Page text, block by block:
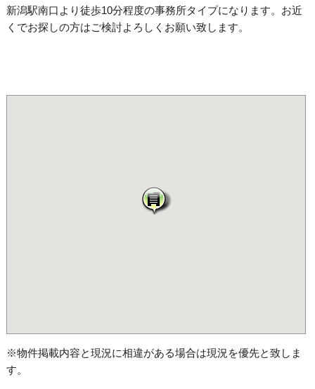
新潟駅南口より徒歩10分程度の事務所タイプになります。お近
くでお探しの方はご検討よろしくお願い致します。
※物件掲載内容と現況に相違がある場合は現況を優先と致しま
す。